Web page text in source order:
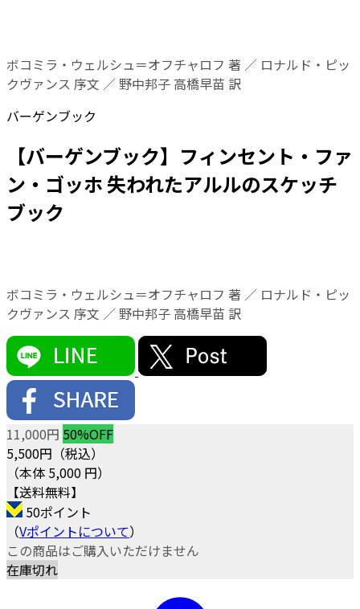
ボコミラ・ウェルシュ＝オフチャロフ 著 ／ ロナルド・ピッ
クヴァンス 序文 ／ 野中邦子 高橋早苗 訳
バーゲンブック
【バーゲンブック】フィンセント・ファ
ン・ゴッホ 失われたアルルのスケッチ
ブック
ボコミラ・ウェルシュ＝オフチャロフ 著 ／ ロナルド・ピッ
クヴァンス 序文 ／ 野中邦子 高橋早苗 訳
11,000円 50%OFF
5,500円（税込）
（本体 5,000 円）
【送料無料】
50ポイント
（Vポイントについて）
この商品はご購入いただけません
在庫切れ